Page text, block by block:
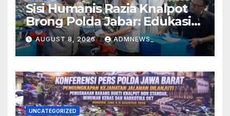
Sisi Humanis Razia Knalpot
Brong Polda Jabar: Edukasi
Pengendara Hingga Ganti
Knalpot Sukarela
AUGUST 8, 2026 ADMNEWS_
UNCATEGORIZED